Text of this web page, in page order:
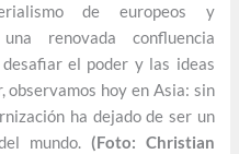
de europeos y
renovada confluencia
el poder y las ideas
observamos hoy en Asia: sin
ha dejado de ser un
mundo. (Foto: Christian